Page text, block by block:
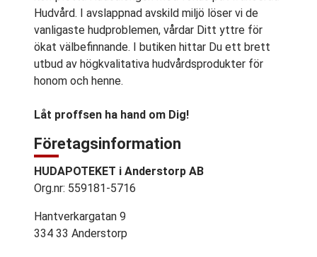
Hudvård. I avslappnad avskild miljö löser vi de
vanligaste hudproblemen, vårdar Ditt yttre för
ökat välbefinnande. I butiken hittar Du ett brett
utbud av högkvalitativa hudvårdsprodukter för
honom och henne.
Låt proffsen ha hand om Dig!
Företagsinformation
HUDAPOTEKET i Anderstorp AB
Org.nr: 559181-5716
Hantverkargatan 9
334 33 Anderstorp